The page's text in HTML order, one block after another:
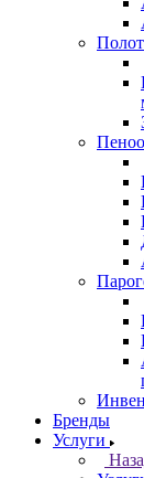
Бренды
Услуги